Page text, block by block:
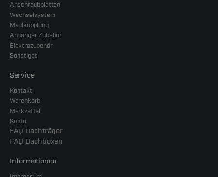
Anschraubplatten
Wechselsystem
Maulkupplung
Anhänger Zubehör
Elektrozubehör
Sonstiges
Service
Kontakt
Warenkorb
Merkzettel
Konto
FAQ Dachträger
FAQ Dachboxen
Informationen